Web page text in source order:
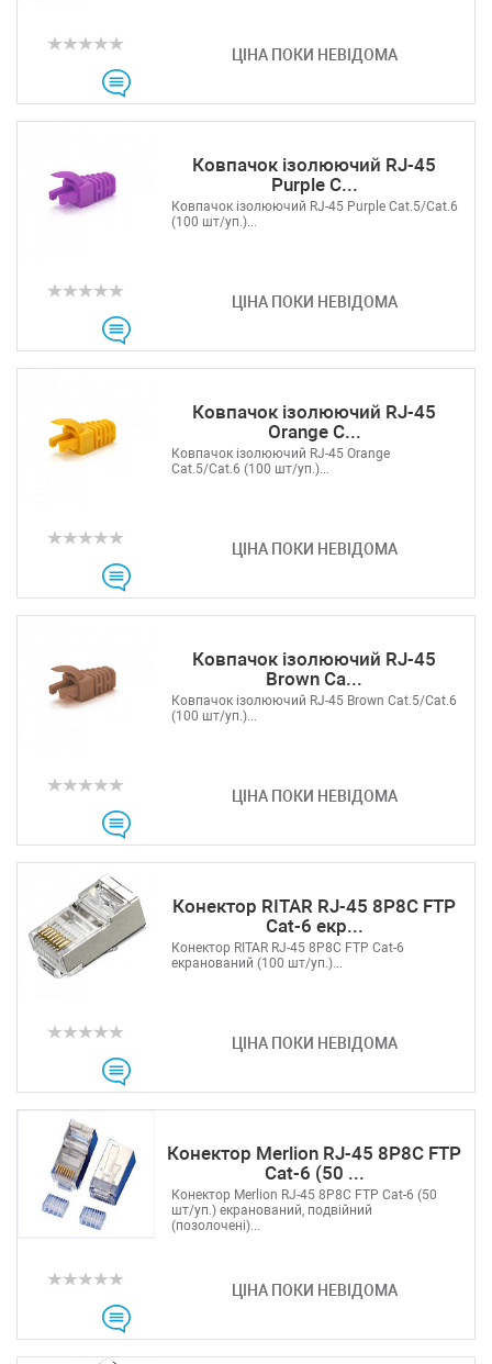
ЦІНА ПОКИ НЕВІДОМА
Ковпачок ізолюючий RJ-45
Purple C...
ЦІНА ПОКИ НЕВІДОМА
Ковпачок ізолюючий RJ-45 Purple Cat.5/Cat.6
(100 шт/уп.)...
Ковпачок ізолюючий RJ-45
Orange C...
ЦІНА ПОКИ НЕВІДОМА
Ковпачок ізолюючий RJ-45 Orange
Cat.5/Cat.6 (100 шт/уп.)...
Ковпачок ізолюючий RJ-45
Brown Ca...
ЦІНА ПОКИ НЕВІДОМА
Ковпачок ізолюючий RJ-45 Brown Cat.5/Cat.6
(100 шт/уп.)...
Конектор RITAR RJ-45 8P8C FTP
Cat-6 екр...
ЦІНА ПОКИ НЕВІДОМА
Конектор RITAR RJ-45 8P8C FTP Cat-6
екранований (100 шт/уп.)...
Конектор Merlion RJ-45 8P8C FTP
Cat-6 (50 ...
ЦІНА ПОКИ НЕВІДОМА
Конектор Merlion RJ-45 8P8C FTP Cat-6 (50
шт/уп.) екранований, подвійний
(позолочені)...